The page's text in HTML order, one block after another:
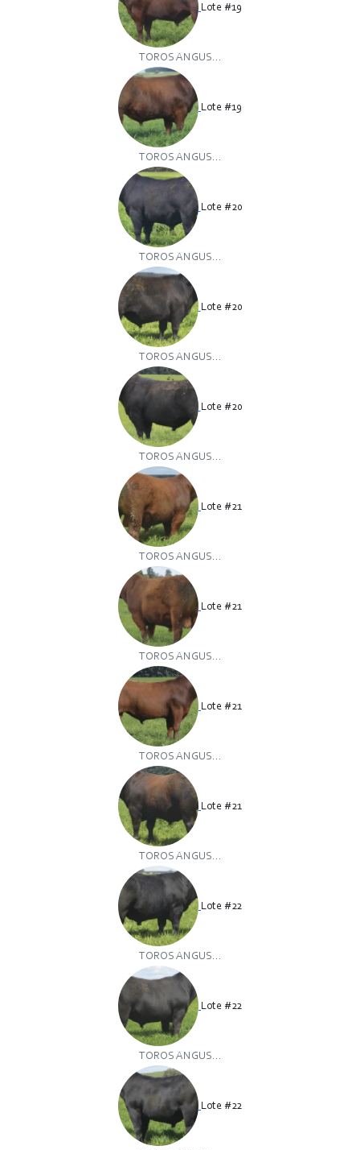
Lote #19
TOROS ANGUS...
Lote #19
TOROS ANGUS...
Lote #20
TOROS ANGUS...
Lote #20
TOROS ANGUS...
Lote #20
TOROS ANGUS...
Lote #21
TOROS ANGUS...
Lote #21
TOROS ANGUS...
Lote #21
TOROS ANGUS...
Lote #21
TOROS ANGUS...
Lote #22
TOROS ANGUS...
Lote #22
TOROS ANGUS...
Lote #22